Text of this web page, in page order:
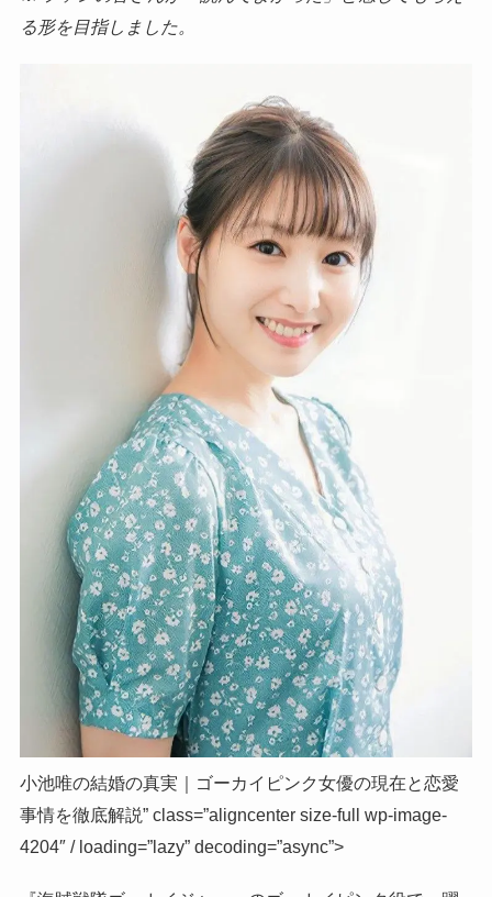
る形を目指しました。
小池唯の結婚の真実｜ゴーカイピンク女優の現在と恋愛
事情を徹底解説” class=”aligncenter size-full wp-image-
4204″ / loading=”lazy” decoding=”async”>